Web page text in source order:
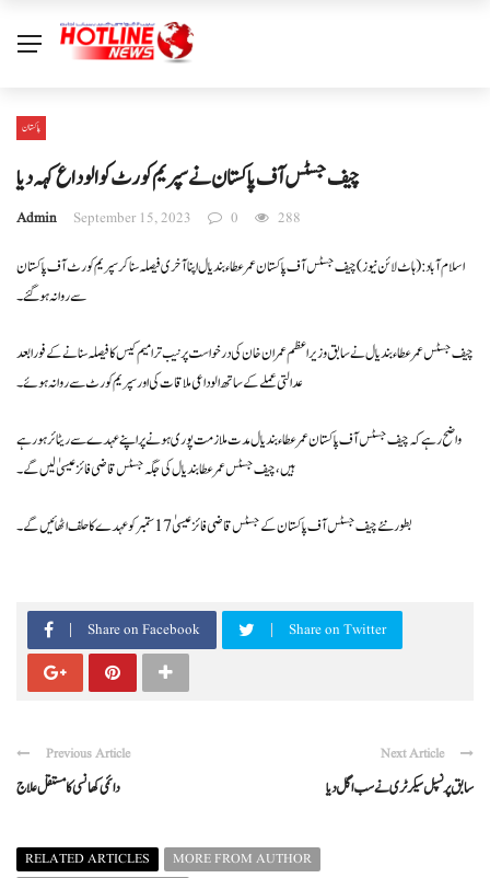
پاکستان
چیف جسٹس آف پاکستان نے سپریم کورٹ کو الوداع کہہ دیا
Admin September 15, 2023 0 288
اسلام آباد: ( ہاٹ لائن نیوز) چیف جسٹس آف پاکستان عمر عطاء بندیال اپنا آخری فیصلہ سنا کر سپریم کورٹ آف پاکستان
سے روانہ ہوگئے۔
چیف جسٹس عمر عطاء بندیال نے سابق وزیر اعظم عمران خان کی درخواست پر نیب ترامیم کیس کا فیصلہ سنانے کے فورا بعد
عدالتی عملے کے ساتھ الوداعی ملاقات کی اور سپریم کورٹ سے روانہ ہوئے۔
واضح رہے کہ چیف جسٹس آف پاکستان عمرعطاء بندیال مدت ملازمت پوری ہونے پر اپنے عہدے سے ریٹائرہورہے
ہیں، چیف جسٹس عمر عطا بندیال کی جگہ جسٹس قاضی فائز عیسیٰ لیں گے۔
بطور نئے چیف جسٹس آف پاکستان کے جسٹس قاضی فائز عیسیٰ 17 ستمبر کو عہدے کا حلف اٹھائیں گے ۔
Share on Facebook Share on Twitter
Previous Article
دائمی کھانسی کا مستقل علاج
Next Article
سابق پرنسپل سیکرٹری نے سب اگل دیا
RELATED ARTICLES
MORE FROM AUTHOR